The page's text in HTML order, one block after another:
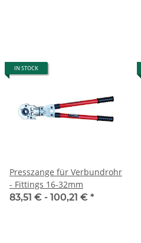
IN STOCK
Presszange für Verbundrohr
- Fittings 16-32mm
83,51 € - 100,21 € *